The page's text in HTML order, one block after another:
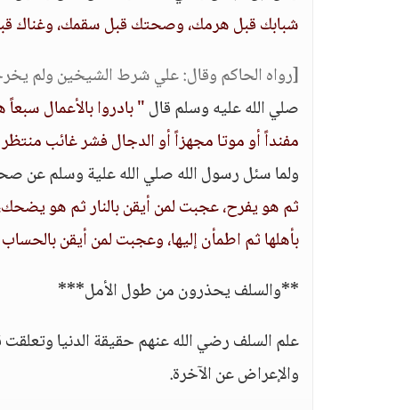
شبابك قبل هرمك، وصحتك قبل سقمك، وغناك
[رواه الحاكم وقال: علي شرط الشيخين ولم
صلي الله عليه وسلم قال" بادروا بالأعمال
مفنداً أو موتا مجهزاً أو الدجال فشر غائب
ولما سئل رسول الله صلي الله علية وسلم عن
ثم هو يفرح، عجبت لمن أيقن بالنار ثم هو
بأهلها ثم اطمأن إليها، وعجبت لمن أيقن
**والسلف يحذرون من طول الأمل***
علم السلف رضي الله عنهم حقيقة الدنيا وتعلقت
والإعراض عن الآخرة.